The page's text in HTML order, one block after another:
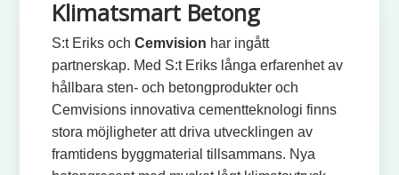
Klimatsmart Betong
S:t Eriks ochCemvision har ingått
partnerskap. Med S:t Eriks långa erfarenhet av
hållbara sten- och betongprodukter och
Cemvisions innovativa cementteknologi finns
stora möjligheter att driva utvecklingen av
framtidens byggmaterial tillsammans. Nya